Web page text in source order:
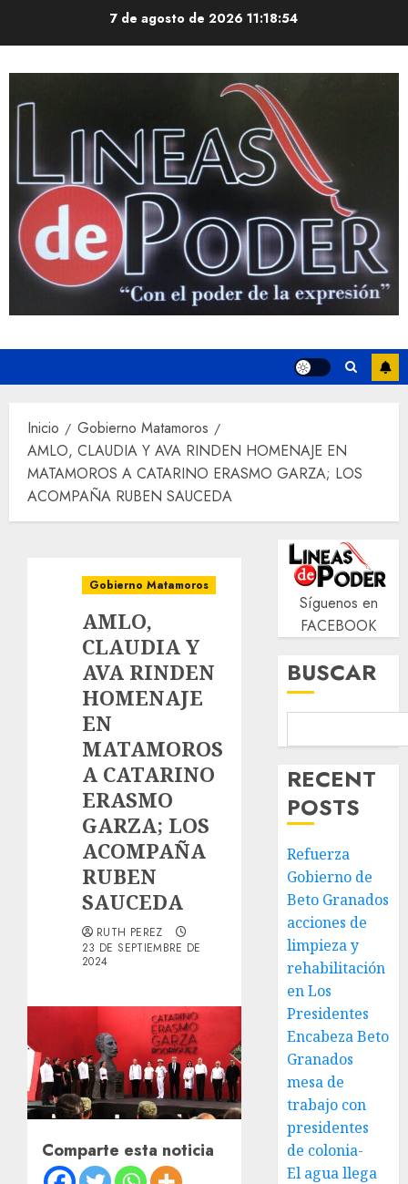
7 de agosto de 2026 11:18:54
Inicio
Gobierno Matamoros
AMLO, CLAUDIA Y AVA RINDEN HOMENAJE EN
MATAMOROS A CATARINO ERASMO GARZA; LOS
ACOMPAÑA RUBEN SAUCEDA
Gobierno Matamoros
AMLO,
CLAUDIA Y
AVA RINDEN
HOMENAJE
EN
MATAMOROS
A CATARINO
ERASMO
GARZA; LOS
ACOMPAÑA
RUBEN
SAUCEDA
RUTH PEREZ
23 DE SEPTIEMBRE DE
2024
Comparte esta noticia
Síguenos en
FACEBOOK
BUSCAR
RECENT
POSTS
Refuerza
Gobierno de
Beto Granados
acciones de
limpieza y
rehabilitación
en Los
Presidentes
Encabeza Beto
Granados
mesa de
trabajo con
presidentes
de colonia-
El agua llega